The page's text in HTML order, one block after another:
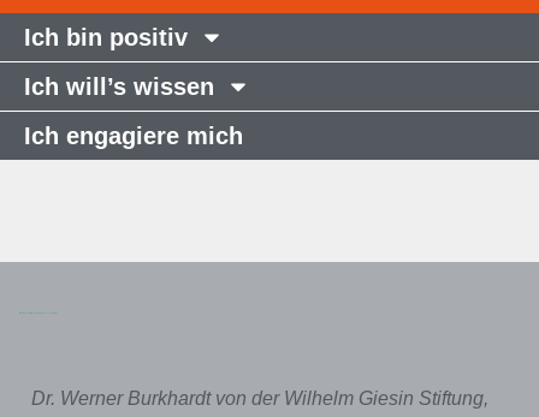
Ich bin positiv
Ich will’s wissen
Ich engagiere mich
Dr. Werner Burkhardt von der Wilhelm Giesin Stiftung,